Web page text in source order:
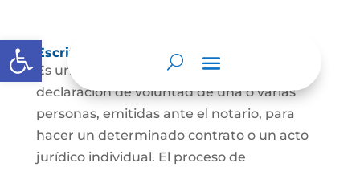
Abrir barra de herramientas
Escritura Pública
Es un documento que contiene la
declaración de voluntad de una o varias
personas, emitidas ante el notario, para
hacer un determinado contrato o un acto
jurídico individual. El proceso de